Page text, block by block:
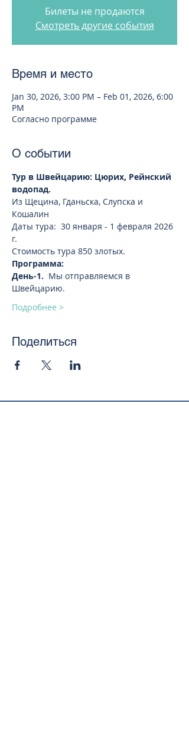
Билеты не продаются
Смотреть другие события
Время и место
Jan 30, 2026, 3:00 PM – Feb 01, 2026, 6:00
PM
Согласно программе
О событии
Тур в Швейцарию: Цюрих, Рейнский
водопад.
Из Щецина, Гданьска, Слупска и
Кошалин
Даты тура:  30 января - 1 февраля 2026
г.
Стоимость тура 850 злотых.
Программа:
День-1. Мы отправляемся в
Швейцарию.
Подробнее >
Поделиться